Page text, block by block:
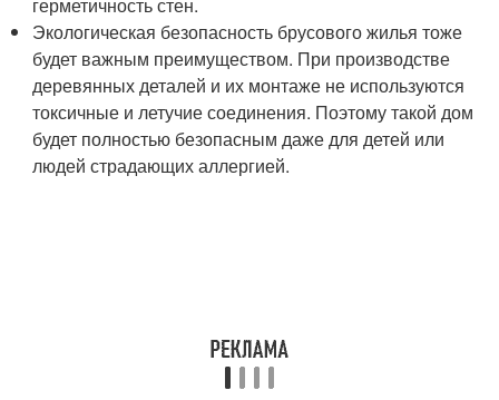
Экологическая безопасность брусового жилья тоже
будет важным преимуществом. При производстве
деревянных деталей и их монтаже не используются
токсичные и летучие соединения. Поэтому такой дом
будет полностью безопасным даже для детей или
людей страдающих аллергией.